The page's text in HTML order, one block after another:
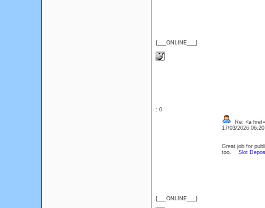
{___ONLINE___}
: 0
{___ONLINE___}
Re: <a
17/03/2026
Great job for
too. Slot